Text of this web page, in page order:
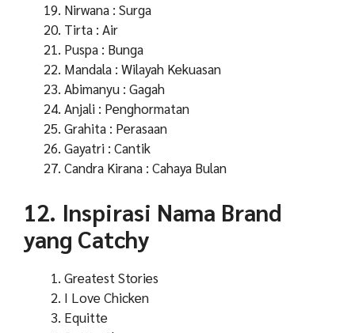
Nirwana : Surga
Tirta : Air
Puspa : Bunga
Mandala : Wilayah Kekuasan
Abimanyu : Gagah
Anjali : Penghormatan
Grahita : Perasaan
Gayatri : Cantik
Candra Kirana : Cahaya Bulan
12. Inspirasi Nama Brand
yang Catchy
Greatest Stories
I Love Chicken
Equitte